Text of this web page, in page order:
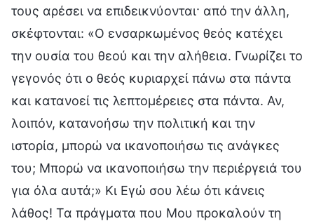
τους αρέσει να επιδεικνύονται· από την άλλη,
σκέφτονται: «Ο ενσαρκωμένος θεός κατέχει
την ουσία του θεού και την αλήθεια. Γνωρίζει το
γεγονός ότι ο θεός κυριαρχεί πάνω στα πάντα
και κατανοεί τις λεπτομέρειες στα πάντα. Αν,
λοιπόν, κατανοήσω την πολιτική και την
ιστορία, μπορώ να ικανοποιήσω τις ανάγκες
του; Μπορώ να ικανοποιήσω την περιέργειά του
για όλα αυτά;» Κι Εγώ σου λέω ότι κάνεις
λάθος! Τα πράγματα που Μου προκαλούν τη